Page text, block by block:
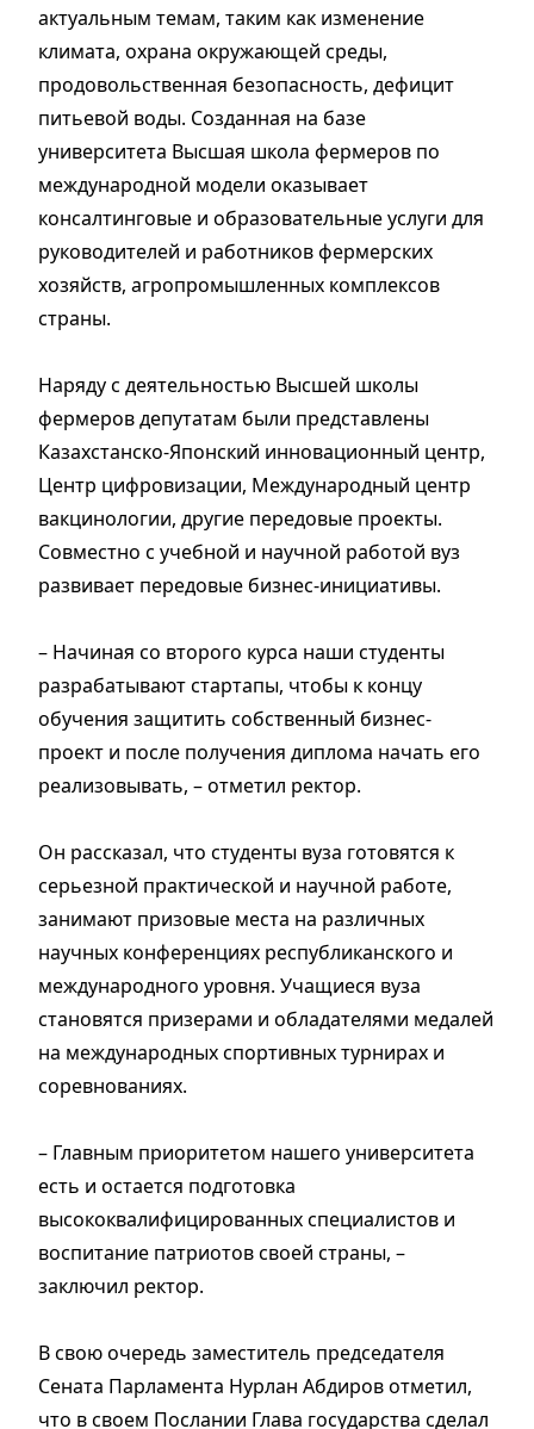
актуальным темам, таким как изменение
климата, охрана окружающей среды,
продовольственная безопасность, дефицит
питьевой воды. Созданная на базе
университета Высшая школа фермеров по
международной модели оказывает
консалтинговые и образовательные услуги для
руководителей и работников фермерских
хозяйств, агропромышленных комплексов
страны.
Наряду с деятельностью Высшей школы
фермеров депутатам были представлены
Казахстанско-Японский инновационный центр,
Центр цифровизации, Международный центр
вакцинологии, другие передовые проекты.
Совместно с учебной и научной работой вуз
развивает передовые бизнес-инициативы.
– Начиная со второго курса наши студенты
разрабатывают стартапы, чтобы к концу
обучения защитить собственный бизнес-
проект и после получения диплома начать его
реализовывать, – отметил ректор.
Он рассказал, что студенты вуза готовятся к
серьезной практической и научной работе,
занимают призовые места на различных
научных конференциях республиканского и
международного уровня. Учащиеся вуза
становятся призерами и обладателями медалей
на международных спортивных турнирах и
соревнованиях.
– Главным приоритетом нашего университета
есть и остается подготовка
высококвалифицированных специалистов и
воспитание патриотов своей страны, –
заключил ректор.
В свою очередь заместитель председателя
Сената Парламента Нурлан Абдиров отметил,
что в своем Послании Глава государства сделал